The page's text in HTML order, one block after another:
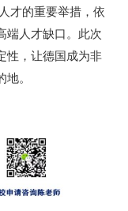
才的重要举措，依
端人才缺口。此次
性，让德国成为非
。